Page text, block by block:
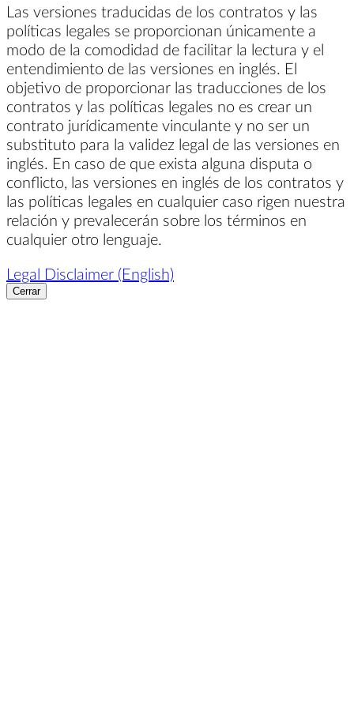
Las versiones traducidas de los contratos y las
políticas legales se proporcionan únicamente a
modo de la comodidad de facilitar la lectura y el
entendimiento de las versiones en inglés. El
objetivo de proporcionar las traducciones de los
contratos y las políticas legales no es crear un
contrato jurídicamente vinculante y no ser un
substituto para la validez legal de las versiones en
inglés. En caso de que exista alguna disputa o
conflicto, las versiones en inglés de los contratos y
las políticas legales en cualquier caso rigen nuestra
relación y prevalecerán sobre los términos en
cualquier otro lenguaje.
Legal Disclaimer (English)
Cerrar